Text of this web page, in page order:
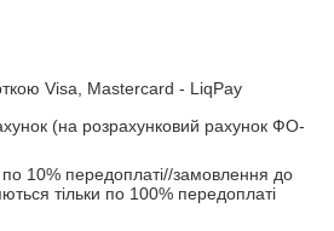
Visa, Mastercard - LiqPay
(на розрахунковий рахунок ФО-
10% передоплаті//замовлення до
тільки по 100% передоплаті